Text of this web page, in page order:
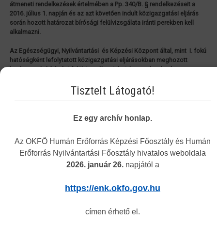
átmeneti rendelkezések értelmében a Pp. 340/B. § rendelkezéseit a
2016. július 1. napján és az azt követően indult közigazgatási eljárás
során hozott határozat bírósági felülvizsgálata iránti perekben kell
alkalmazni.
Az Egészségügyi, Nyilvántartási és Képzési Központ által, mint I. fokú
hatóságként lefolytatott közigazgatási eljárásokban meghozott
határozatok bírósági felülvizsgálata iránti keresetlevelet és
hozó szervnél kell benyújtani.
letölthető, az alábbi honlapról:
Vakbarát változat
Tisztelt Látogató!
Ez egy archív honlap.
Az OKFŐ Humán Erőforrás Képzési Főosztály és Humán
Erőforrás Nyilvántartási Főosztály hivatalos weboldala
2026. január 26.napjától a
https://enk.okfo.gov.hu
címen érhető el.